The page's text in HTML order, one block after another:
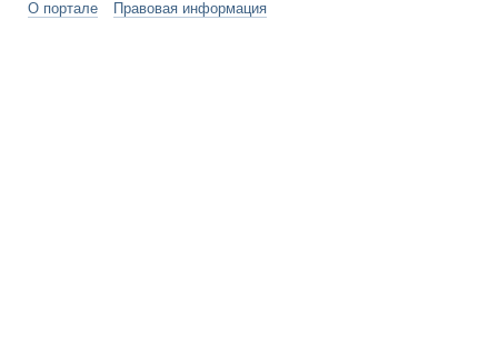
О портале Правовая информация